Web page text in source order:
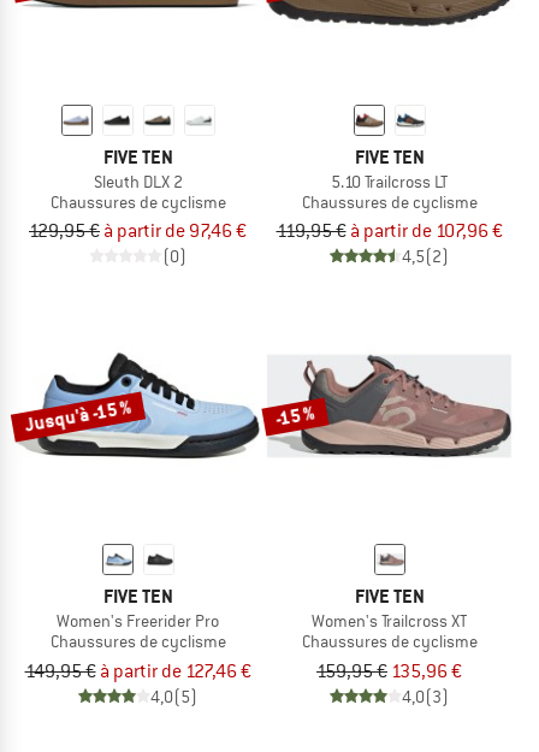
FIVE TEN
Sleuth DLX 2
Chaussures de cyclisme
129,95 € à partir de 97,46 €
(0)
FIVE TEN
5.10 Trailcross LT
Chaussures de cyclisme
119,95 € à partir de 107,96 €
4,5(2)
Jusqu'à -15 %
FIVE TEN
Women's Freerider Pro
Chaussures de cyclisme
149,95 € à partir de 127,46 €
4,0(5)
-15 %
FIVE TEN
Women's Trailcross XT
Chaussures de cyclisme
159,95 € 135,96 €
4,0(3)